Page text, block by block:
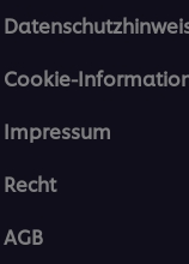
Cookie-
Impressum
Recht
AGB